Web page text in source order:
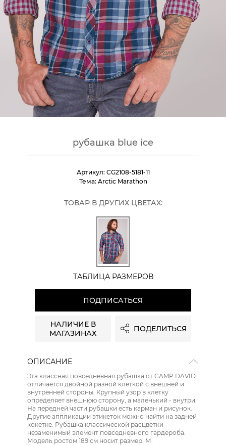
рубашка blue ice
Артикул: CG2108-5181-11
Тема: Arctic Marathon
ТОВАР В ДРУГИХ ЦВЕТАХ:
ТАБЛИЦА РАЗМЕРОВ
ПОДПИСАТЬСЯ
НАЛИЧИЕ В
МАГАЗИНАХ
ПОДЕЛИТЬСЯ
ОПИСАНИЕ
Эта классная повседневная рубашка от CAMP DAVID
отличается двойной разной клеткой с внешней и
внутренней стороны. Крупный узор в клетку
определяет внешнюю сторону, а маленький - внутри.
На передней части рубашки есть карман и рисунок.
Другие аппликации этикеток можно найти на задней
кокетке. Рубашка классической расцветки -
незаменимый элемент повседневного гардероба.
Модель ростом 189 см носит размер. М.